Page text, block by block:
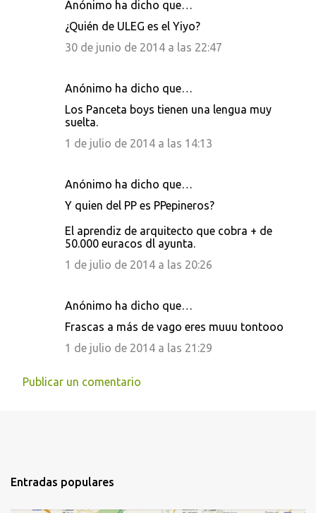
Anónimo ha dicho que…
¿Quién de ULEG es el Yiyo?
30 de junio de 2014 a las 22:47
Anónimo ha dicho que…
Los Panceta boys tienen una lengua muy
suelta.
1 de julio de 2014 a las 14:13
Anónimo ha dicho que…
Y quien del PP es PPepineros?
El aprendiz de arquitecto que cobra + de
50.000 euracos dl ayunta.
1 de julio de 2014 a las 20:26
Anónimo ha dicho que…
Frascas a más de vago eres muuu tontooo
1 de julio de 2014 a las 21:29
Publicar un comentario
Entradas populares